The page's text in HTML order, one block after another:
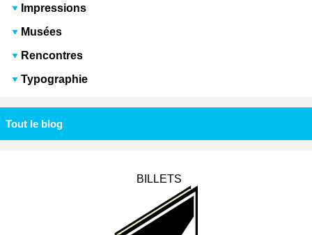
Impressions
Musées
Rencontres
Typographie
Tout le blog
BILLETS